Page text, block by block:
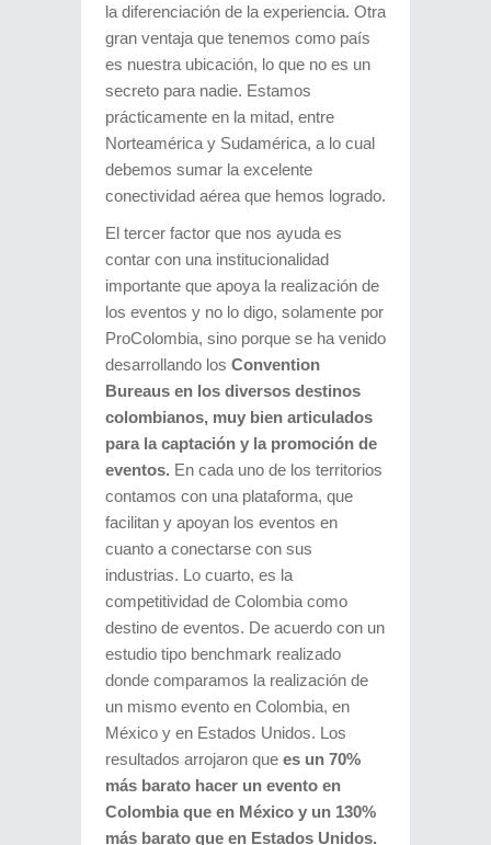
la diferenciación de la experiencia. Otra
gran ventaja que tenemos como país
es nuestra ubicación, lo que no es un
secreto para nadie. Estamos
prácticamente en la mitad, entre
Norteamérica y Sudamérica, a lo cual
debemos sumar la excelente
conectividad aérea que hemos logrado.
El tercer factor que nos ayuda es
contar con una institucionalidad
importante que apoya la realización de
los eventos y no lo digo, solamente por
ProColombia, sino porque se ha venido
desarrollando los Convention
Bureaus en los diversos destinos
colombianos, muy bien articulados
para la captación y la promoción de
eventos. En cada uno de los territorios
contamos con una plataforma, que
facilitan y apoyan los eventos en
cuanto a conectarse con sus
industrias. Lo cuarto, es la
competitividad de Colombia como
destino de eventos. De acuerdo con un
estudio tipo benchmark realizado
donde comparamos la realización de
un mismo evento en Colombia, en
México y en Estados Unidos. Los
resultados arrojaron que es un 70%
más barato hacer un evento en
Colombia que en México y un 130%
más barato que en Estados Unidos.